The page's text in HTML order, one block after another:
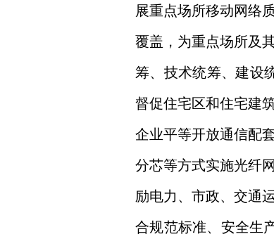
展重点场所移动网络
覆盖，为重点场所及
筹、技术统筹、建设
督促住宅区和住宅建
企业平等开放通信配
分芯等方式实施光纤
励电力、市政、交通
合规范标准、安全生